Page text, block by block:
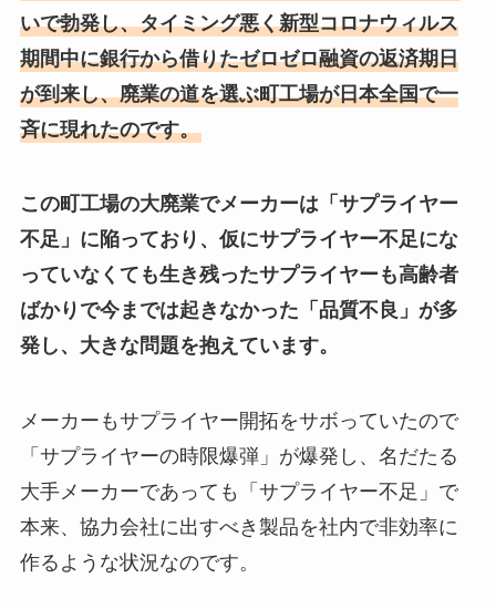
いで勃発し、タイミング悪く新型コロナウィルス
期間中に銀行から借りたゼロゼロ融資の返済期日
が到来し、廃業の道を選ぶ町工場が日本全国で一
斉に現れたのです。
この町工場の大廃業でメーカーは「サプライヤー
不足」に陥っており、仮にサプライヤー不足にな
っていなくても生き残ったサプライヤーも高齢者
ばかりで今までは起きなかった「品質不良」が多
発し、大きな問題を抱えています。
メーカーもサプライヤー開拓をサボっていたので
「サプライヤーの時限爆弾」が爆発し、名だたる
大手メーカーであっても「サプライヤー不足」で
本来、協力会社に出すべき製品を社内で非効率に
作るような状況なのです。